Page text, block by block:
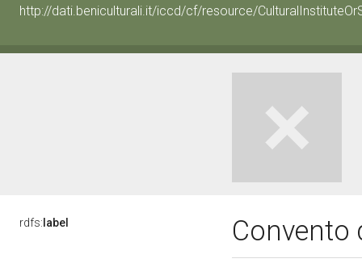
http://dati.beniculturali.it/iccd/cf/resource/
rdfs: label Convento